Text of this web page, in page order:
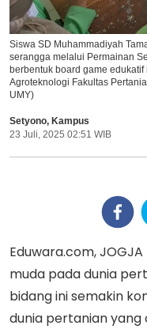
Siswa SD Muhammadiyah
serangga melalui Permainan
berbentuk board game
Agroteknologi Fakultas
UMY)
Setyono, Kampus
23 Juli, 2025 02:51 WIB
Eduwara.com,
muda pada dunia
bidang ini semakin
dunia pertanian